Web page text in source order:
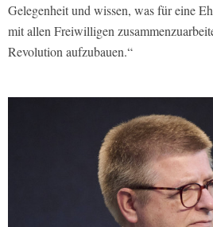
Gelegenheit und wissen, was für eine
mit allen Freiwilligen
Revolution aufzubauen.“